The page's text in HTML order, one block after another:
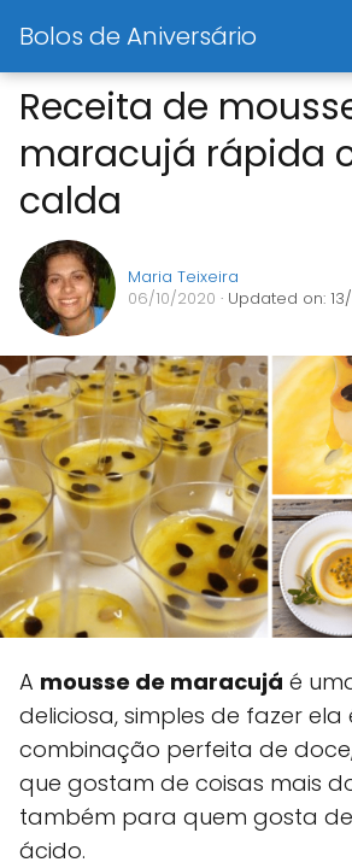
Bolos de Aniversário
Receita de
maracujá rápida
calda
Maria Teixeira
06/10/2020 · Updated on:
A mousse de maracujá é
deliciosa, simples de fazer ela
combinação perfeita de
que gostam de coisas mais
também para quem gosta
ácido.